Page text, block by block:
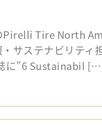
Pirelli Tire North
サステナビリテ
に”6 Sustainabil